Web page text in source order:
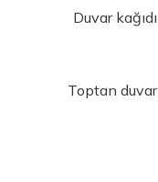
Duvar
Toptan duvar